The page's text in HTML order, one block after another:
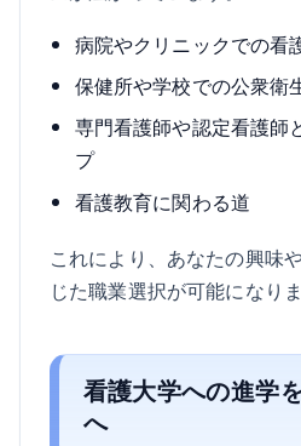
病院やクリニックでの看
保健所や学校での公衆衛
専門看護師や認定看護師
プ
看護教育に関わる道
これにより、あなたの興味
じた職業選択が可能になりま
看護大学への進学
へ